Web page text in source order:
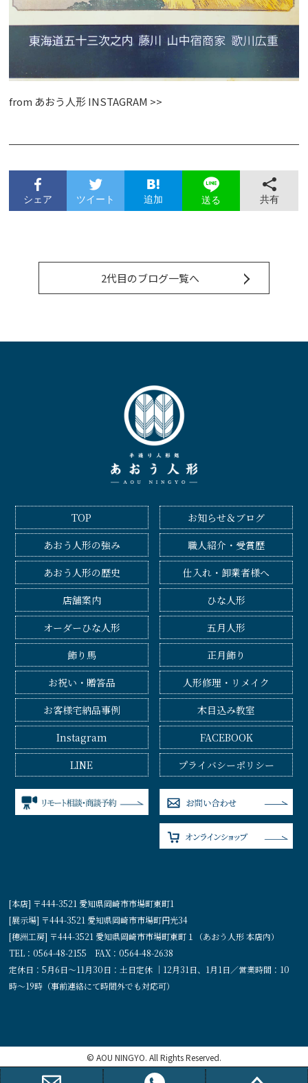
from あおう人形 INSTAGRAM >>
シェア ツイート 追加 送る 共有
2代目のブログ一覧へ
TOP
お知らせ＆ブログ
あおう人形の強み
職人紹介・受賞歴
あおう人形の歴史
仕入れ・卸業者様へ
店舗案内
ひな人形
オーダーひな人形
五月人形
飾り馬
正月飾り
お祝い・贈答品
人形修理・リメイク
お客様宅納品事例
木目込み教室
Instagram
FACEBOOK
LINE
プライバシーポリシー
[本店] 〒444-3521 愛知県岡崎市市場町東町1
[展示場] 〒444-3521 愛知県岡崎市市場町円光34
[穂洲工房] 〒444-3521 愛知県岡崎市市場町東町１（あおう人形 本店内）
TEL：0564-48-2155 FAX：0564-48-2638
定休日：5月6日〜11月30日：土日定休 ｜12月31日、1月1日／営業時間：10
時〜19時（事前連絡にて時間外でも対応可）
© AOU NINGYO. All Rights Reserved.